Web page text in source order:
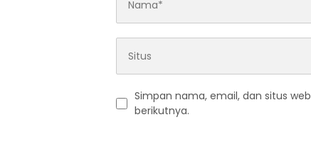
Simpan nama, email, dan situs
berikutnya.